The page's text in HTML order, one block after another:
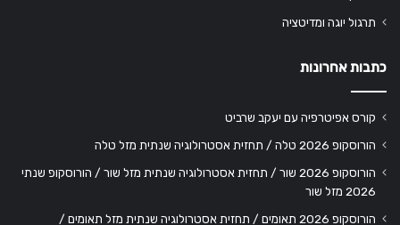
תרגול יוגה ומדיטציה
כתבות אחרונות
קורס אפיטרפיה עם יעקב שרביט
הורוסקופ 2026 טלה / תחזית אסטרולוגיה שנתית מזל טלה
הורוסקופ 2026 שור / תחזית אסטרולוגיה שנתית מזל שור / הורוסקופ שנתי
2026 מזל שור
הורוסקופ 2026 תאומים / תחזית אסטרולוגיה שנתית מזל תאומים /